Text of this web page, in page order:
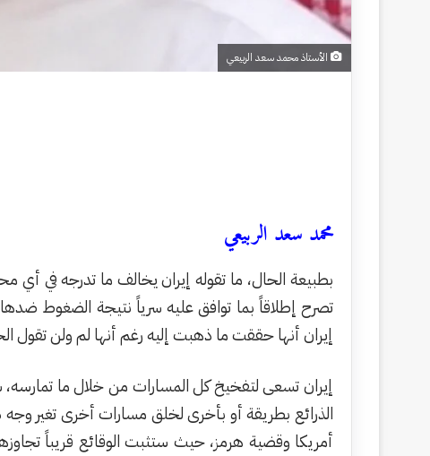
الأستاذ محمد سعد الربيعي
محمد سعد الربيعي
بطبيعة الحال، ما تقوله إيران يخالف ما تدرجه في أي
تصرح إطلاقاً بما توافق عليه سرياً نتيجة الضغوط
إيران أنها حققت ما ذهبت إليه رغم أنها لم ولن تقول
إيران تسعى لتفخيخ كل المسارات من خلال ما تمارسه،
الذرائع بطريقة أو بأخرى لخلق مسارات أخرى تغير
أمريكا وقضية هرمز، حيث ستثبت الوقائع قريباً